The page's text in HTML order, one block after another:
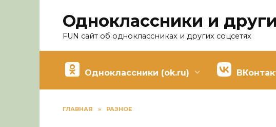
Одноклассники и
FUN сайт об одноклассниках и других соцсетях
Одноклассники (ok.ru)
ГЛАВНАЯ » РАЗНОЕ